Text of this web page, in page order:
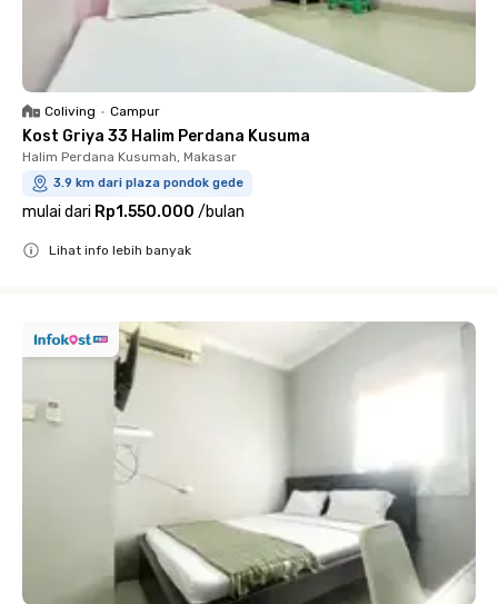
Coliving • Campur
Kost Griya 33 Halim Perdana Kusuma
Halim Perdana Kusumah, Makasar
3.9 km dari plaza pondok gede
mulai dari Rp1.550.000 /bulan
Lihat info lebih banyak